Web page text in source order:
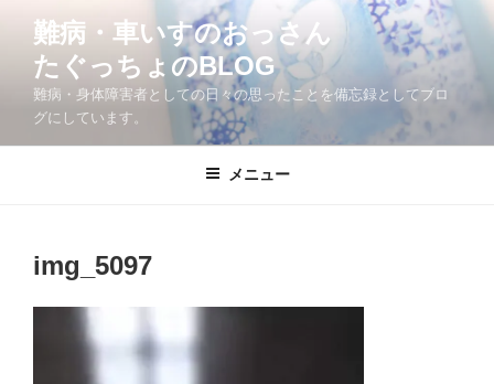
へ
難病・車いすのおっさん
たぐっちょのBLOG
難病・身体障害者としての日々の思ったことを備忘録としてブロ
グにしています。
メニュー
img_5097